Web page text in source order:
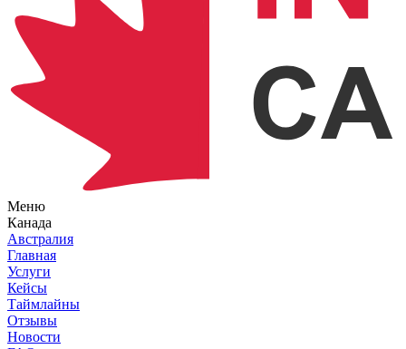
Меню
Канада
Австралия
Главная
Услуги
Кейсы
Таймлайны
Отзывы
Новости